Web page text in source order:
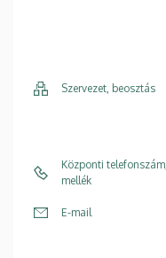
Szervezet, beosztás
Központi telefonszám,
mellék
E-mail